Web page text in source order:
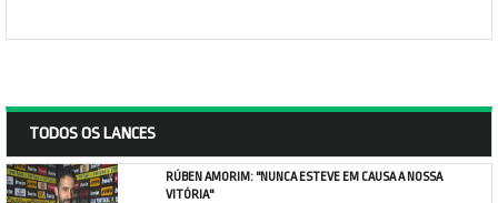
TODOS OS LANCES
RÚBEN AMORIM: "NUNCA ESTEVE EM CAUSA A NOSSA
VITÓRIA"